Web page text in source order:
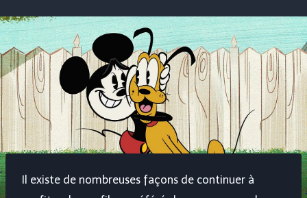
Il existe de nombreuses façons de continuer à